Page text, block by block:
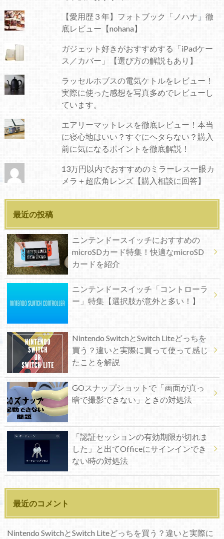
【愛用歴３年】フォトブック「ノハナ」徹
底レビュー【nohana】
ガジェット好きがおすすめする「iPadケー
ス／カバー」【選び方の解説もあり】
ラッセルホブスの電気ケトルをレビュー！
実際に使った感想を写真多めでレビューし
ています。
エアリーマットレスを徹底レビュー！本当
に寝心地はいい？すぐにヘタらない？購入
前に気になるポイントを徹底解説！
13万円以内でおすすめのミラーレス一眼カ
メラ＋超広角レンズ【購入相談に回答】
最近の投稿
ニンテンドースイッチにおすすめの
microSDカード特集！快適なmicroSD
カードを紹介
ニンテンドースイッチ「コントローラ
ー」特集【選択肢が意外と多い！】
Nintendo SwitchとSwitch Liteどっちを
買う？違いと実際に買って使って感じ
たことを解説
GOスナップショットで「画面が真っ
暗で撮影できない」ときの対処法
「認証セッションの有効期限が切れま
した」と出てOfficeにサインインでき
ない時の対処法
最近のコメント
Nintendo SwitchとSwitch Liteどっちを買う？違いと実際に